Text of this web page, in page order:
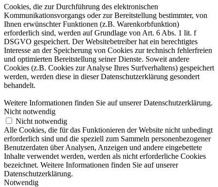
Cookies, die zur Durchführung des elektronischen
Kommunikationsvorgangs oder zur Bereitstellung bestimmter, von
Ihnen erwünschter Funktionen (z.B. Warenkorbfunktion)
erforderlich sind, werden auf Grundlage von Art. 6 Abs. 1 lit. f
DSGVO gespeichert. Der Websitebetreiber hat ein berechtigtes
Interesse an der Speicherung von Cookies zur technisch fehlerfreien
und optimierten Bereitstellung seiner Dienste. Soweit andere
Cookies (z.B. Cookies zur Analyse Ihres Surfverhaltens) gespeichert
werden, werden diese in dieser Datenschutzerklärung gesondert
behandelt.
Weitere Informationen finden Sie auf unserer Datenschutzerklärung.
Nicht notwendig
Nicht notwendig
Alle Cookies, die für das Funktionieren der Website nicht unbedingt
erforderlich sind und die speziell zum Sammeln personenbezogener
Benutzerdaten über Analysen, Anzeigen und andere eingebettete
Inhalte verwendet werden, werden als nicht erforderliche Cookies
bezeichnet. Weitere Informationen finden Sie auf unserer
Datenschutzerklärung.
Notwendig